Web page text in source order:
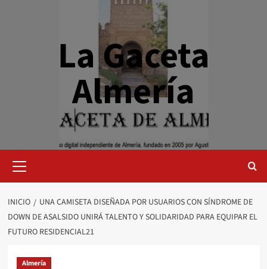
La Gaceta
Almería
primario
INICIO
UNA CAMISETA DISEÑADA POR USUARIOS CON SÍNDROME DE
DOWN DE ASALSIDO UNIRÁ TALENTO Y SOLIDARIDAD PARA EQUIPAR EL
FUTURO RESIDENCIAL21
Almería